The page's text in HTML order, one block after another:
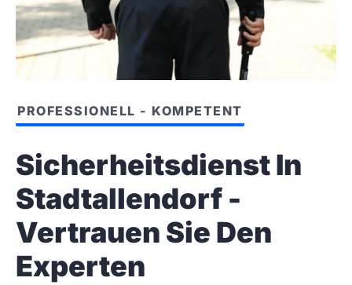
PROFESSIONELL - KOMPETENT
Sicherheitsdienst In
Stadtallendorf -
Vertrauen Sie Den
Experten